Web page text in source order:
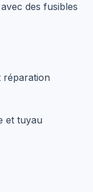
des fusibles
réparation
et tuyau